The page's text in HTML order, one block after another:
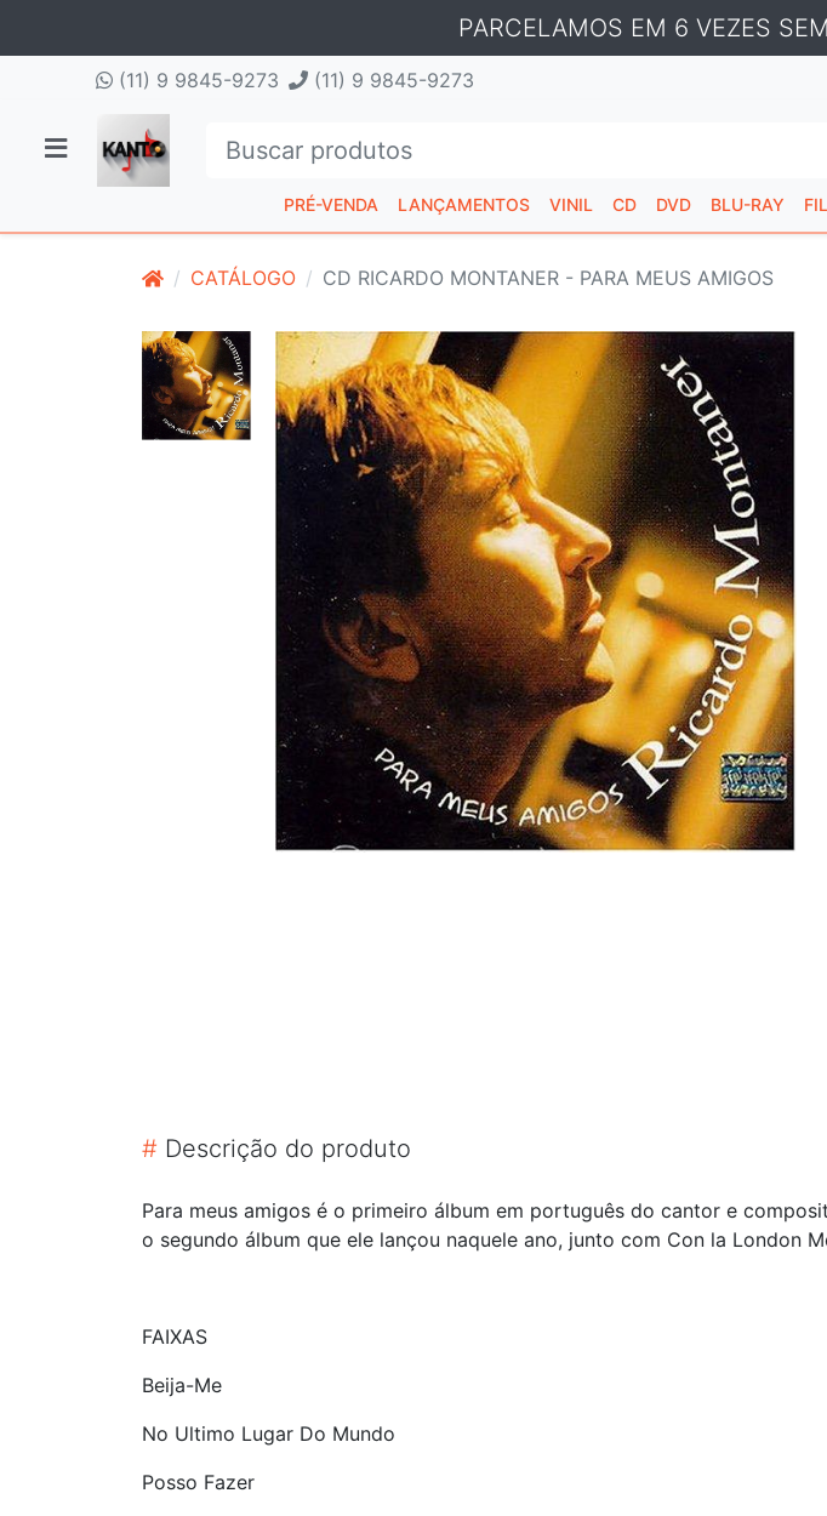
PARCELAMOS EM 6 VEZES
(11) 9 9845-9273 (11) 9 9845-9273
PRÉ-VENDA LANÇAMENTOS VINIL CD DVD BLU-RAY
CATÁLOGO CD RICARDO MONTANER - PARA MEUS AMIGOS
# Descrição do produto
Para meus amigos é o primeiro álbum em português do cantor e
o segundo álbum que ele lançou naquele ano, junto com Con la London
FAIXAS
Beija-Me
No Ultimo Lugar Do Mundo
Posso Fazer